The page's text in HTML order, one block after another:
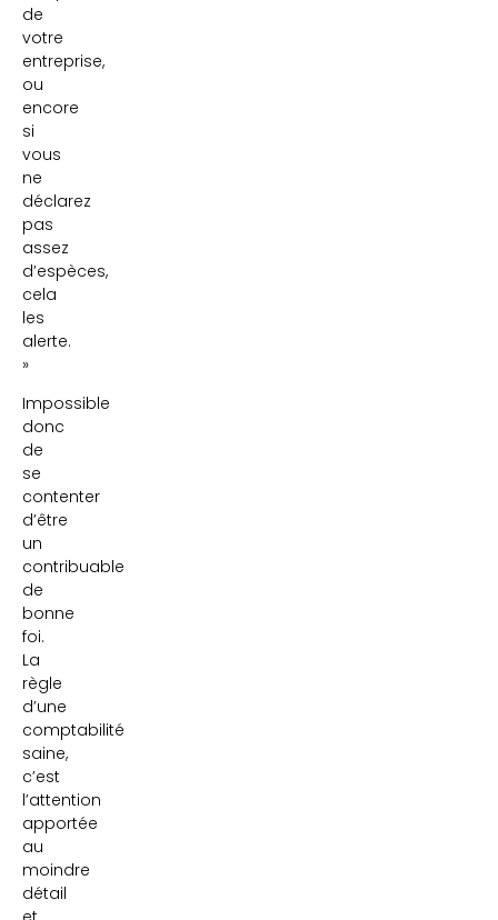
de
votre
entreprise,
ou
encore
si
vous
ne
déclarez
pas
assez
d’espèces,
cela
les
alerte.
»
Impossible
donc
de
se
contenter
d’être
un
contribuable
de
bonne
foi.
La
règle
d’une
comptabilité
saine,
c’est
l’attention
apportée
au
moindre
détail